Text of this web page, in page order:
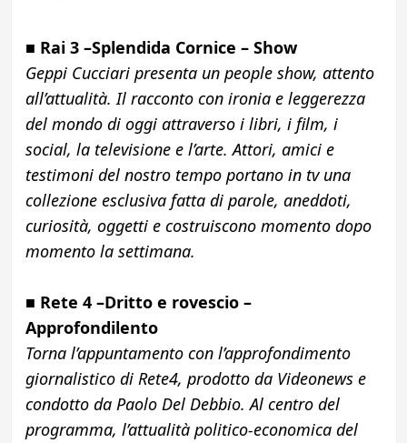
■ Rai 3 –Splendida Cornice – Show
Geppi Cucciari presenta un people show, attento
all’attualità. Il racconto con ironia e leggerezza
del mondo di oggi attraverso i libri, i film, i
social, la televisione e l’arte. Attori, amici e
testimoni del nostro tempo portano in tv una
collezione esclusiva fatta di parole, aneddoti,
curiosità, oggetti e costruiscono momento dopo
momento la settimana.
■ Rete 4 –Dritto e rovescio –
Approfondilento
Torna l’appuntamento con l’approfondimento
giornalistico di Rete4, prodotto da Videonews e
condotto da Paolo Del Debbio. Al centro del
programma, l’attualità politico-economica del